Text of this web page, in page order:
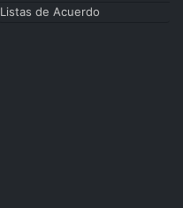
Listas de Acuerdo